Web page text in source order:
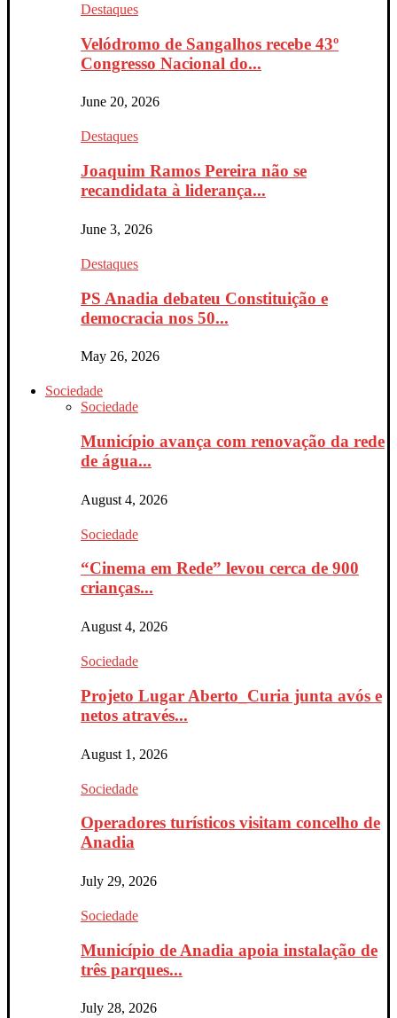
Destaques
Velódromo de Sangalhos recebe 43º
Congresso Nacional do...
June 20, 2026
Destaques
Joaquim Ramos Pereira não se
recandidata à liderança...
June 3, 2026
Destaques
PS Anadia debateu Constituição e
democracia nos 50...
May 26, 2026
Sociedade
Sociedade
Município avança com renovação da rede
de água...
August 4, 2026
Sociedade
“Cinema em Rede” levou cerca de 900
crianças...
August 4, 2026
Sociedade
Projeto Lugar Aberto_Curia junta avós e
netos através...
August 1, 2026
Sociedade
Operadores turísticos visitam concelho de
Anadia
July 29, 2026
Sociedade
Município de Anadia apoia instalação de
três parques...
July 28, 2026